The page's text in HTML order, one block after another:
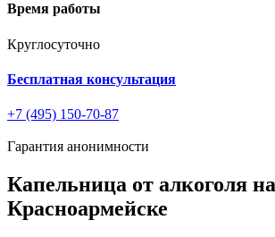
Время работы
Круглосуточно
Бесплатная консультация
+7 (495) 150-70-87
Гарантия анонимности
Капельница от алкоголя
Красноармейске